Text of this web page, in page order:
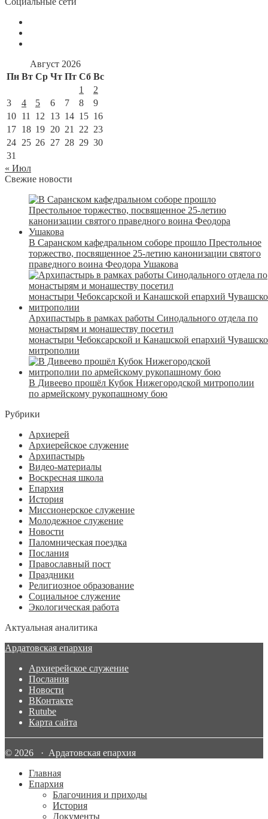
Август 2026
Пн Вт Ср Чт Пт Сб Вс
1
2
3
4 5 6 7 8
9
10 11 12 13 14 15 16
17 18 19 20 21 22 23
24 25 26 27 28 29 30
31
« Июл
Свежие новости
В Саранском кафедральном соборе прошло Престольное
торжество, посвященное 25-летию канонизации святого
праведного воина Феодора Ушакова
Архипастырь в рамках работы Синодального отдела по
монастырям и монашеству посетил
монастыри Чебоксарской и Канашской епархий
митрополии
В Дивеево прошёл Кубок Нижегородской митрополии
по армейскому рукопашному бою
Рубрики
Архиерей
Архиерейское служение
Архипастырь
Видео-материалы
Воскресная школа
Епархия
История
Миссионерское служение
Молодежное служение
Новости
Паломническая поездка
Послания
Православный пост
Праздники
Религиозное образование
Социальное служение
Экологическая работа
Актуальная аналитика
Ардатовская епархия
Архиерейское служение
Послания
Новости
ВКонтакте
Rutube
Карта сайта
© 2026 · Ардатовская епархия
Главная
Епархия
Благочиния и приходы
История
Документы